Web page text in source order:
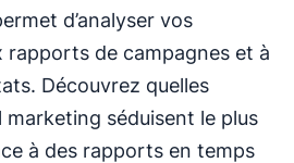
d’analyser vos
rapports de campagnes et à
Découvrez quelles
marketing séduisent le plus
à des rapports en temps